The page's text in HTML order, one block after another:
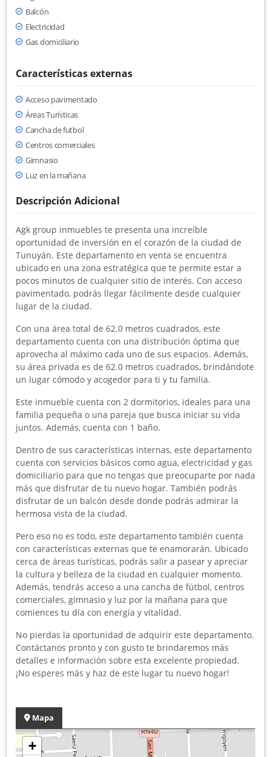
Balcón
Electricidad
Gas domiciliario
Características externas
Acceso pavimentado
Áreas Turísticas
Cancha de futbol
Centros comerciales
Gimnasio
Luz en la mañana
Descripción Adicional
Agk group inmuebles te presenta una increíble
oportunidad de inversión en el corazón de la ciudad de
Tunuyán. Este departamento en venta se encuentra
ubicado en una zona estratégica que te permite estar a
pocos minutos de cualquier sitio de interés. Con acceso
pavimentado, podrás llegar fácilmente desde cualquier
lugar de la ciudad.
Con una área total de 62.0 metros cuadrados, este
departamento cuenta con una distribución óptima que
aprovecha al máximo cada uno de sus espacios. Además,
su área privada es de 62.0 metros cuadrados, brindándote
un lugar cómodo y acogedor para ti y tu familia.
Este inmueble cuenta con 2 dormitorios, ideales para una
familia pequeña o una pareja que busca iniciar su vida
juntos. Además, cuenta con 1 baño.
Dentro de sus características internas, este departamento
cuenta con servicios básicos como agua, electricidad y gas
domiciliario para que no tengas que preocuparte por nada
más que disfrutar de tu nuevo hogar. También podrás
disfrutar de un balcón desde donde podrás admirar la
hermosa vista de la ciudad.
Pero eso no es todo, este departamento también cuenta
con características externas que te enamorarán. Ubicado
cerca de áreas turísticas, podrás salir a pasear y apreciar
la cultura y belleza de la ciudad en cualquier momento.
Además, tendrás acceso a una cancha de fútbol, centros
comerciales, gimnasio y luz por la mañana para que
comiences tu día con energía y vitalidad.
No pierdas la oportunidad de adquirir este departamento.
Contáctanos pronto y con gusto te brindaremos más
detalles e información sobre esta excelente propiedad.
¡No esperes más y haz de este lugar tu nuevo hogar!
Mapa
+